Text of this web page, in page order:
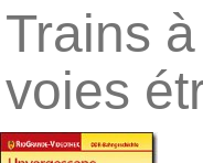
Trains
voies